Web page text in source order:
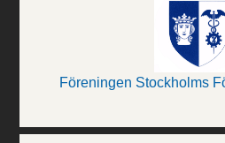
Föreningen Stockholms